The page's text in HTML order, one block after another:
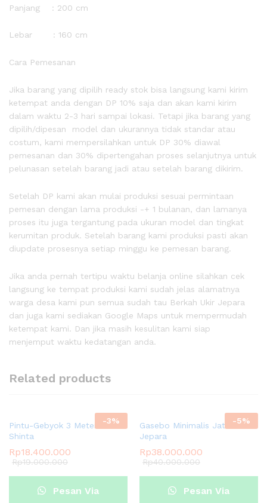
Panjang : 200 cm
Lebar : 160 cm
Cara Pemesanan
Jika barang yang dipilih ready stok bisa langsung kami kirim
ketempat anda dengan DP 10% saja dan akan kami kirim
dalam waktu 2-3 hari sampai lokasi. Tetapi jika barang yang
dipilih/dipesan model dan ukurannya tidak standar atau
costum, kami mempersilahkan untuk DP 30% diawal
pemesanan dan 30% dipertengahan proses selanjutnya untuk
pelunasan setelah barang jadi atau setelah barang dikirim.
Setelah DP kami akan mulai produksi sesuai permintaan
pemesan dengan lama produksi -+ 1 bulanan, dan lamanya
proses itu juga tergantung pada ukuran model dan tingkat
kerumitan produk. Setelah barang kami produksi pasti akan
diupdate prosesnya setiap minggu ke pemesan barang.
Jika anda pernah tertipu waktu belanja online silahkan cek
langsung ke tempat produksi kami sudah jelas alamatnya
warga desa kami pun semua sudah tau Berkah Ukir Jepara
dan juga kami sediakan Google Maps untuk mempermudah
ketempat kami. Dan jika masih kesulitan kami siap
menjemput waktu kedatangan anda.
Related products
-3%
Pintu-Gebyok 3 Meter Rama
Shinta
Rp18.400.000
Rp19.000.000
Pesan Via
-5%
Gasebo Minimalis Jati Ukir
Jepara
Rp38.000.000
Rp40.000.000
Pesan Via